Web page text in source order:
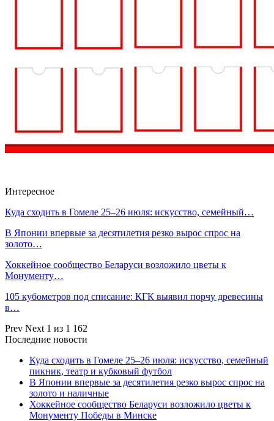
Интересное
Куда сходить в Гомеле 25–26 июля: искусство, семейный…
В Японии впервые за десятилетия резко вырос спрос на
золото…
Хоккейное сообщество Беларуси возложило цветы к
Монументу…
105 кубометров под списание: КГК выявил порчу древесины
в…
Prev Next 1 из 1 162
Последние новости
Куда сходить в Гомеле 25–26 июля: искусство, семейный
пикник, театр и кубковый футбол
В Японии впервые за десятилетия резко вырос спрос на
золото и наличные
Хоккейное сообщество Беларуси возложило цветы к
Монументу Победы в Минске